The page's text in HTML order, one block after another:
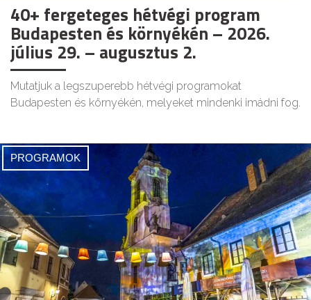
40+ fergeteges hétvégi program
Budapesten és környékén – 2026.
július 29. – augusztus 2.
Mutatjuk a legszuperebb hétvégi programokat
Budapesten és környékén, melyeket mindenki imádni fog.
PROGRAMOK